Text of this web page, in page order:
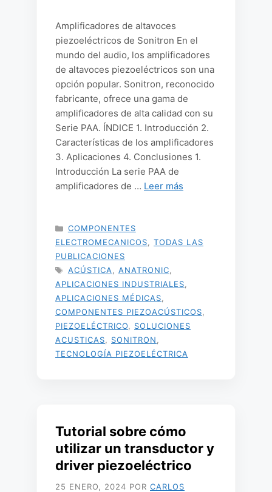
Amplificadores de altavoces
piezoeléctricos de Sonitron En el
mundo del audio, los amplificadores
de altavoces piezoeléctricos son una
opción popular. Sonitron, reconocido
fabricante, ofrece una gama de
amplificadores de alta calidad con su
Serie PAA. ÍNDICE 1. Introducción 2.
Características de los amplificadores
3. Aplicaciones 4. Conclusiones 1.
Introducción La serie PAA de
amplificadores de … Leer más
CATEGORÍAS
COMPONENTES
ELECTROMECANICOS
TODAS LAS
PUBLICACIONES
ETIQUETAS
ACÚSTICA ANATRONIC
APLICACIONES INDUSTRIALES
APLICACIONES MÉDICAS
COMPONENTES PIEZOACÚSTICOS
PIEZOELÉCTRICO
SOLUCIONES
ACUSTICAS
SONITRON
TECNOLOGÍA PIEZOELÉCTRICA
Tutorial sobre cómo
utilizar un transductor y
driver piezoeléctrico
25 ENERO, 2024 POR CARLOS